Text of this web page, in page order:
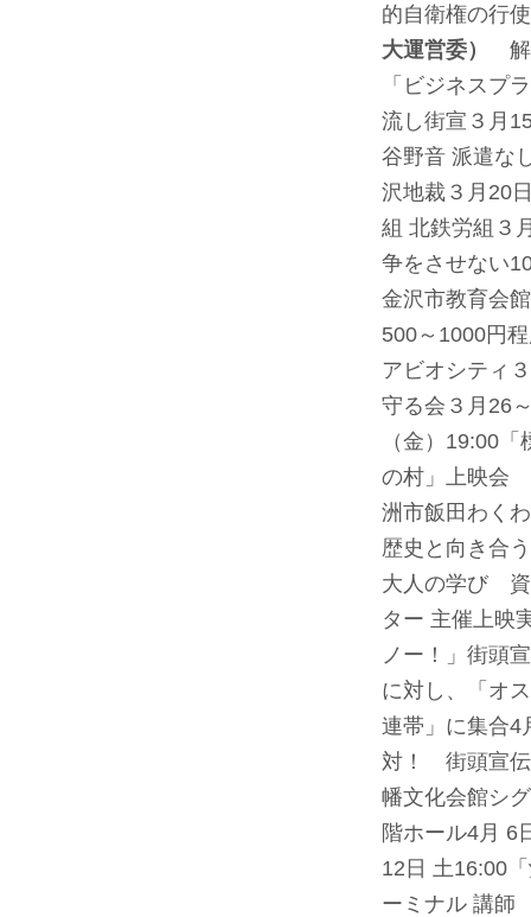
的自衛権の行
大運営委）
解
「ビジネスプ
流し街宣 ３月
谷野音 派遣な
沢地裁３月20
組 北鉄労組 ３
争をさせない
金沢市教育会
500～1000円
アビオシティ
守る会 ３月26
（金）19:00
の村」上映会
洲市飯田わく
歴史と向き合
大人の学び
ター 主催上映
ノー！」街頭
に対し、「オ
連帯」に集合4
対！ 街頭宣伝
幡文化会館シ
階ホール4月 6
12日 土16:00
ーミナル 講師